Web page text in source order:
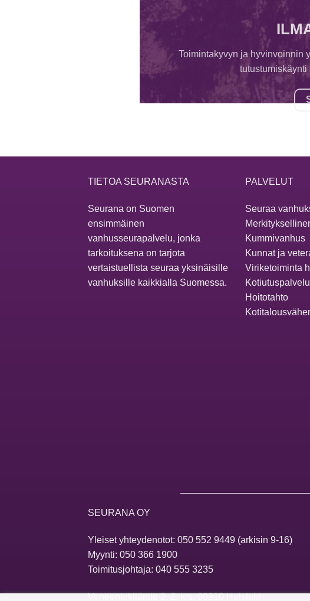
Toimintakyvyn ja hyvinvoinnin
TIETOA SEURANASTA
Seurana on Suomen
ensimmäinen
vanhusseurapalvelu, jonka
tarkoituksena on tarjota
vertaistuellista seuraa yksinäisille
vanhuksille kaikkialla Suomessa.
PALVELUT
Seuraa
Kummivanhus
Kunnat ja
Viriketoiminta
Kotiutuspalvelu
Hoitotahto
SEURANA OY
Yleiset yhteydenotot:050 552 9449 (arkisin 9-16)
Myynti:050 366 1900
Toimitusjohtaja:040 555 3235
Veneentekijäntie 2, 2. krs, 00210 Helsinki